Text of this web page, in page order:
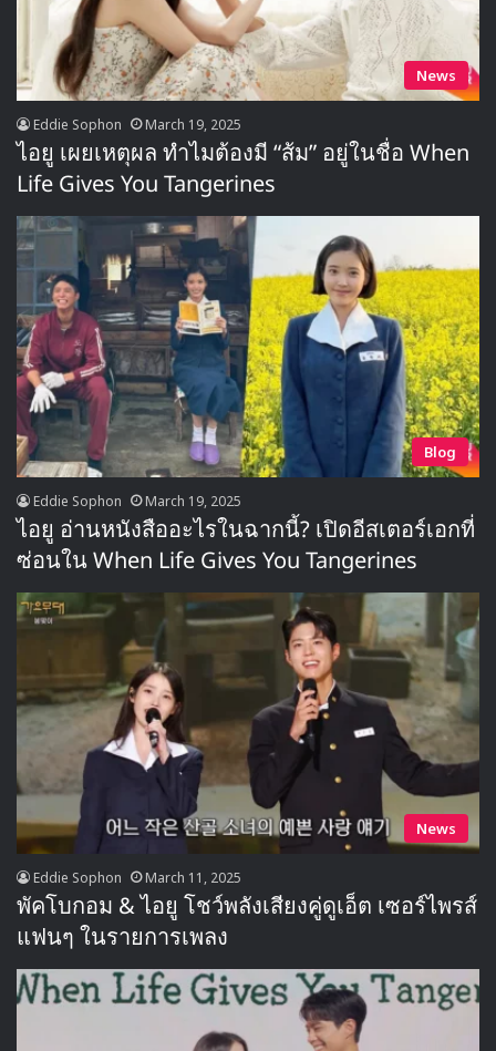
News
Eddie Sophon March 19, 2025
ไอยู เผยเหตุผล ทำไมต้องมี “ส้ม” อยู่ในชื่อ When
Life Gives You Tangerines
Blog
Eddie Sophon March 19, 2025
ไอยู อ่านหนังสืออะไรในฉากนี้? เปิดอีสเตอร์เอกที่
ซ่อนใน When Life Gives You Tangerines
News
Eddie Sophon March 11, 2025
พัคโบกอม & ไอยู โชว์พลังเสียงคู่ดูเอ็ต เซอร์ไพรส์
แฟนๆ ในรายการเพลง